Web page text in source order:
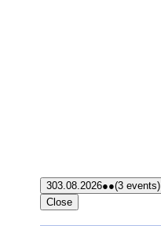
303.08.2026●●(3 events)
Close